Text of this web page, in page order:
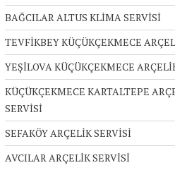
BAĞCILAR ALTUS KLİMA SERVİSİ
TEVFİKBEY KÜÇÜKÇEKMECE
YEŞİLOVA KÜÇÜKÇEKMECE
KÜÇÜKÇEKMECE KARTALTEPE
SERVİSİ
SEFAKÖY ARÇELİK SERVİSİ
AVCILAR ARÇELİK SERVİSİ